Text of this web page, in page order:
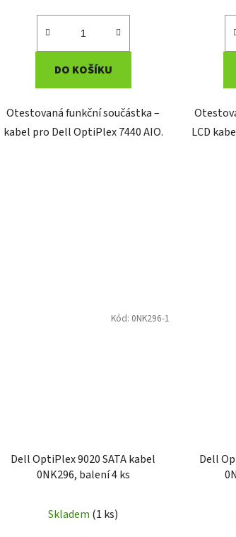
DO KOŠÍKU
Otestovaná funkční součástka –
kabel pro Dell OptiPlex 7440 AIO.
LCD
Dell OptiPlex 9020 SATA kabel
0NK296, balení 4 ks
Skladem (1 ks)
Kód: 0NK296-1
Dell